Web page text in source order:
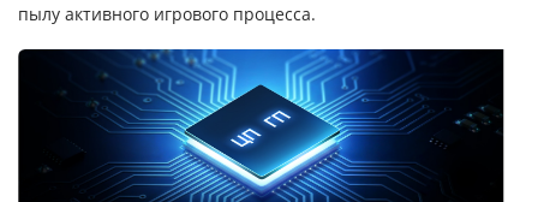
пылу активного игрового процесса.